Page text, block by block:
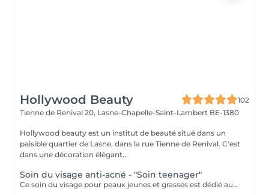
Hollywood Beauty
102
Tienne de Renival 20, Lasne-Chapelle-Saint-Lambert BE-1380
Hollywood beauty est un institut de beauté situé dans un
paisible quartier de Lasne, dans la rue Tienne de Renival. C'est
dans une décoration élégant...
Soin du visage anti-acné - "Soin teenager"
Ce soin du visage pour peaux jeunes et grasses est dédié aux peaux à tendance acnéique. Pendant ce soin, la peau est lissée, les pores sont resserrés et la production de sébum est régulée. Les brillances, les points noirs et les traces d'acné disparaissent. Le teint redevient éclatant de pureté !